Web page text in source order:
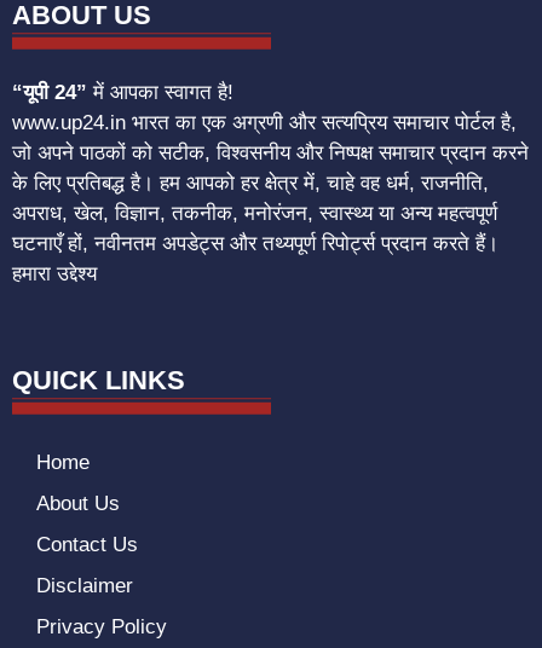
ABOUT US
“यूपी 24” में आपका स्वागत है!
www.up24.in भारत का एक अग्रणी और सत्यप्रिय समाचार पोर्टल है,
जो अपने पाठकों को सटीक, विश्वसनीय और निष्पक्ष समाचार प्रदान करने
के लिए प्रतिबद्ध है। हम आपको हर क्षेत्र में, चाहे वह धर्म, राजनीति,
अपराध, खेल, विज्ञान, तकनीक, मनोरंजन, स्वास्थ्य या अन्य महत्वपूर्ण
घटनाएँ हों, नवीनतम अपडेट्स और तथ्यपूर्ण रिपोर्ट्स प्रदान करते हैं।
हमारा उद्देश्य
QUICK LINKS
Home
About Us
Contact Us
Disclaimer
Privacy Policy